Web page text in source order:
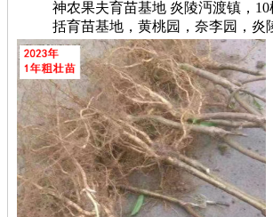
神农果夫育苗基地 炎陵沔渡镇，
括育苗基地，黄桃园，奈李园，炎